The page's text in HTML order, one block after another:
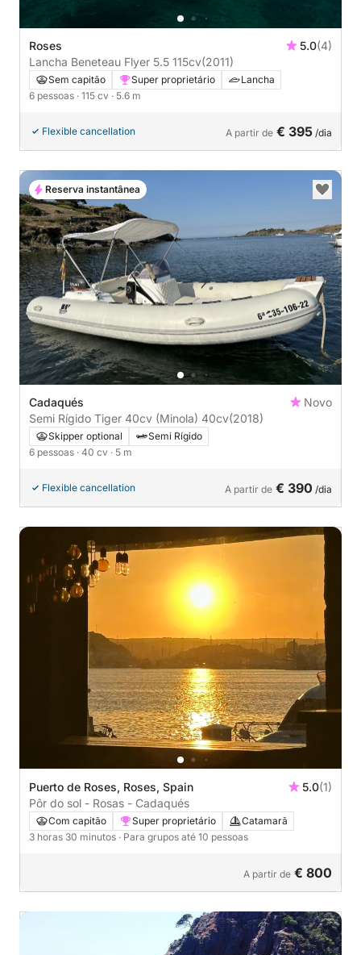
Roses 5.0(4)
Lancha Beneteau Flyer 5.5 115cv(2011)
Sem capitão Super proprietário
Lancha
6 pessoas · 115 cv · 5.6 m
Flexible cancellation A partir de € 395 /dia
Cadaqués
Novo
Semi Rígido Tiger 40cv (Minola) 40cv(2018)
Skipper optional
Semi Rígido
6 pessoas · 40 cv · 5 m
Flexible cancellation A partir de € 390 /dia
Reserva instantânea
Puerto de Roses, Roses, Spain 5.0(1)
Pôr do sol - Rosas - Cadaqués
Com capitão Super proprietário
Catamarã
3 horas 30 minutos · Para grupos até 10 pessoas
A partir de € 800